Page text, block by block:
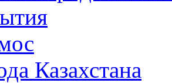
Казахстана